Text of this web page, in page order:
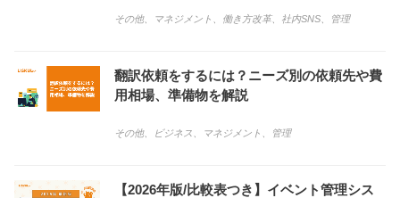
その他、 マネジメント 働き方改革、 社内SNS 管理
翻訳依頼をするには？ニーズ別の依頼先や費
用相場、準備物を解説
その他、 ビジネス マネジメント 管理
【2026年版/比較表つき】イベント管理シス